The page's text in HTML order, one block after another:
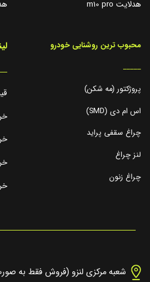
هدلایت m10 pro
محبوب ترین روشنایی خودرو
_____
پروژکتور (مه شکن)
اس ام دی (SMD)
چراغ سقفی پراید
لنز چراغ
چراغ زنون
شعبه مرکزی لنزو (فروش فقط به